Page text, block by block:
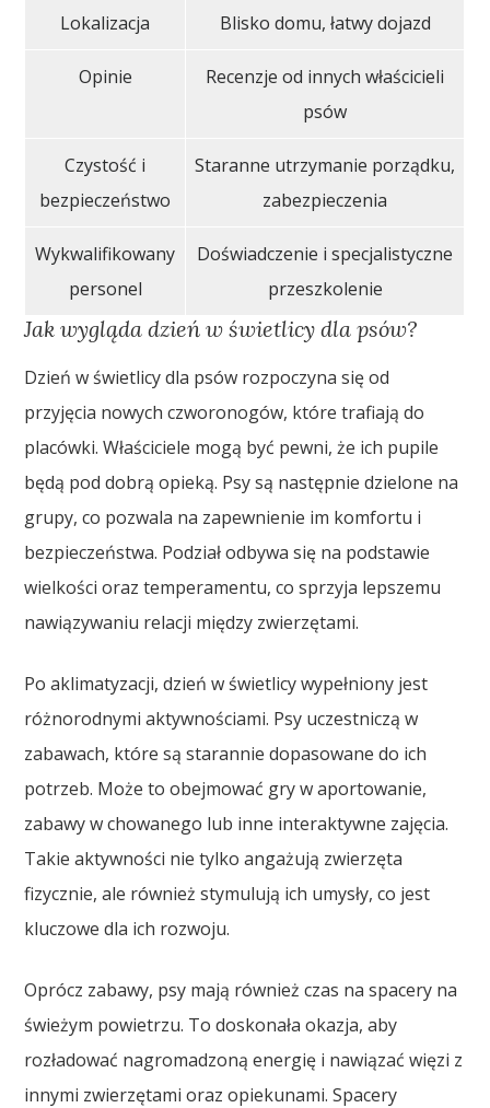
Lokalizacja Blisko domu, łatwy dojazd
Opinie
Recenzje od innych właścicieli
psów
Czystość i
bezpieczeństwo
Staranne utrzymanie porządku,
zabezpieczenia
Wykwalifikowany
personel
Doświadczenie i specjalistyczne
przeszkolenie
Jak wygląda dzień w świetlicy dla psów?
Dzień w świetlicy dla psów rozpoczyna się od
przyjęcia nowych czworonogów, które trafiają do
placówki. Właściciele mogą być pewni, że ich pupile
będą pod dobrą opieką. Psy są następnie dzielone na
grupy, co pozwala na zapewnienie im komfortu i
bezpieczeństwa. Podział odbywa się na podstawie
wielkości oraz temperamentu, co sprzyja lepszemu
nawiązywaniu relacji między zwierzętami.
Po aklimatyzacji, dzień w świetlicy wypełniony jest
różnorodnymi aktywnościami. Psy uczestniczą w
zabawach, które są starannie dopasowane do ich
potrzeb. Może to obejmować gry w aportowanie,
zabawy w chowanego lub inne interaktywne zajęcia.
Takie aktywności nie tylko angażują zwierzęta
fizycznie, ale również stymulują ich umysły, co jest
kluczowe dla ich rozwoju.
Oprócz zabawy, psy mają również czas na spacery na
świeżym powietrzu. To doskonała okazja, aby
rozładować nagromadzoną energię i nawiązać więzi z
innymi zwierzętami oraz opiekunami. Spacery